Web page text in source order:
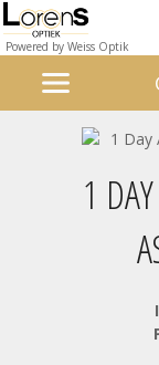
Powered by Weiss Optik
1